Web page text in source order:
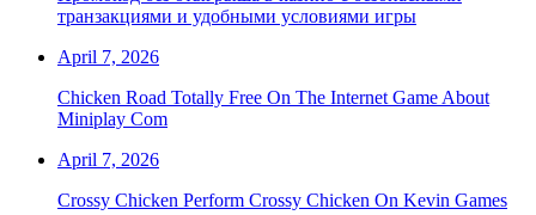
транзакциями и удобными условиями игры
April 7, 2026
Chicken Road Totally Free On The Internet Game About
Miniplay Com
April 7, 2026
Crossy Chicken Perform Crossy Chicken On Kevin Games